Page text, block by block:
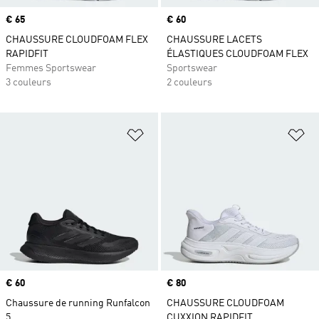
Prix
€ 65
CHAUSSURE CLOUDFOAM FLEX
RAPIDFIT
Femmes Sportswear
3 couleurs
Prix
€ 60
CHAUSSURE LACETS
ÉLASTIQUES CLOUDFOAM FLEX
Sportswear
2 couleurs
Ajouter à la Liste de produits
Prix
€ 60
Chaussure de running Runfalcon
Prix
€ 80
CHAUSSURE CLOUDFOAM